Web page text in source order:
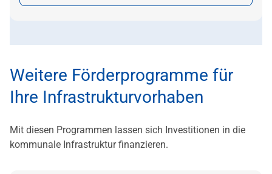
Weitere Förderprogramme für
Ihre Infrastrukturvorhaben
Mit diesen Programmen lassen sich Investitionen in die
kommunale Infrastruktur finanzieren.